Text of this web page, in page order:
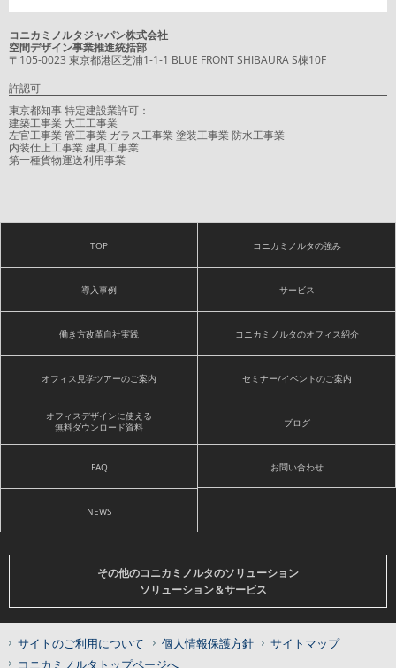
コニカミノルタジャパン株式会社
空間デザイン事業推進統括部
〒105-0023 東京都港区芝浦1-1-1 BLUE FRONT SHIBAURA S棟10F
許認可
東京都知事 特定建設業許可：
建築工事業 大工工事業
左官工事業 管工事業 ガラス工事業 塗装工事業 防水工事業
内装仕上工事業 建具工事業
第一種貨物運送利用事業
TOP コニカミノルタの強み
導入事例 サービス
働き方改革自社実践 コニカミノルタのオフィス紹介
オフィス見学ツアーのご案内 セミナー/イベントのご案内
オフィスデザインに使える
無料ダウンロード資料
ブログ
FAQ お問い合わせ
NEWS
その他のコニカミノルタのソリューション
ソリューション＆サービス
サイトのご利用について 個人情報保護方針
サイトマップ
コニカミノルタトップページへ